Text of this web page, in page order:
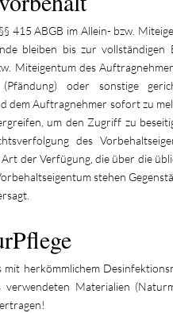
415 ABGB im Allein- bzw.
bleiben bis zur vollständigen
Miteigentum des
(Pfändung) oder sonstige
dem Auftragnehmer sofort zu
um den Zugriff zu
des
der Verfügung, die über die
stehen
mit herkömmlichem
Materialien